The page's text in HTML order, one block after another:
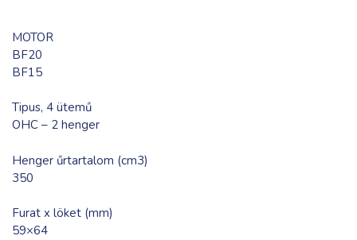
MOTOR
BF20
BF15
Tipus, 4 ütemű
OHC – 2 henger
Henger űrtartalom (cm3)
350
Furat x löket (mm)
59×64